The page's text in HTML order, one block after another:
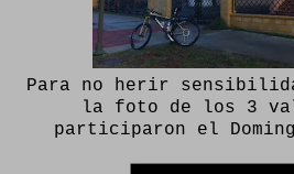
Para no herir
la foto de los 3
participaron el